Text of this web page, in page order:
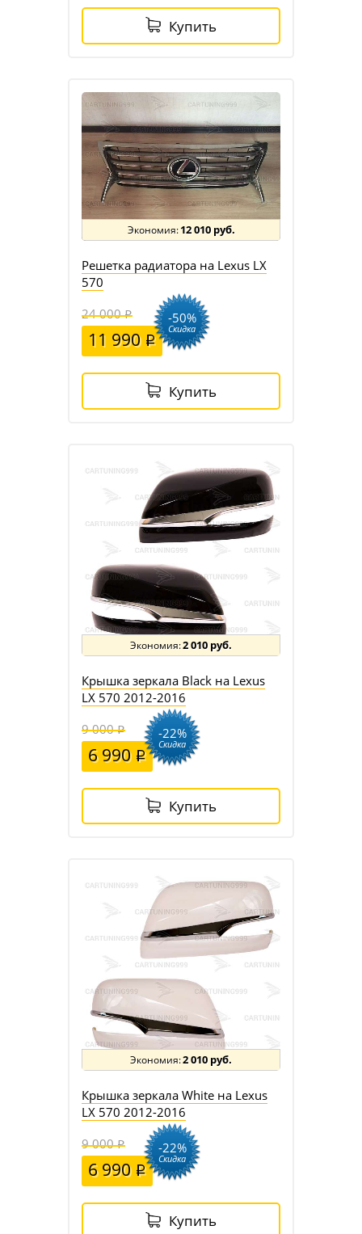
Купить
12 010 руб.
Решетка радиатора на Lexus LX
570
24 000
11 990
-50%
Скидка
Купить
2 010 руб.
Крышка зеркала Black на Lexus
LX 570 2012-2016
9 000
6 990
-22%
Скидка
Купить
2 010 руб.
Крышка зеркала White на Lexus
LX 570 2012-2016
9 000
6 990
-22%
Скидка
Купить